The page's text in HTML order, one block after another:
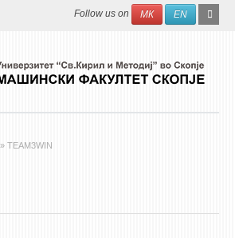
Search
Follow us on МК EN
» TEAM3WIN